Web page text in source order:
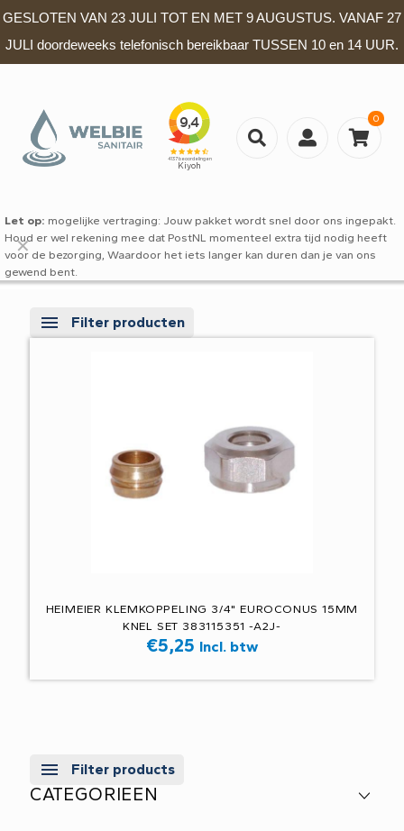
GESLOTEN VAN 23 JULI TOT EN MET 9 AUGUSTUS. VANAF 27
JULI doordeweeks telefonisch bereikbaar TUSSEN 10 en 14 UUR.
0
Let op: mogelijke vertraging: Jouw pakket wordt snel door ons ingepakt.
Houd er wel rekening mee dat PostNL momenteel extra tijd nodig heeft
voor de bezorging, Waardoor het iets langer kan duren dan je van ons
gewend bent.
✕
Filter producten
HEIMEIER KLEMKOPPELING 3/4" EUROCONUS 15MM
KNEL SET 383115351 -A2J-
€5,25 Incl. btw
Filter products
CATEGORIEEN